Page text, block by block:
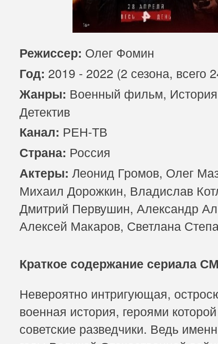
Режиссер: Олег Фомин
Год: 2019 - 2022 (2 сезона, всего
Жанры: Военный фильм,
Детектив
Канал: РЕН-ТВ
Страна: Россия
Актеры: Леонид Громов, Олег
Михаил Дорожкин, Владислав
Дмитрий Первушин, Александр
Алексей Макаров, Светлана
Краткое содержание сериала
Невероятно интригующая,
военная история, героями
советские разведчики. Ведь